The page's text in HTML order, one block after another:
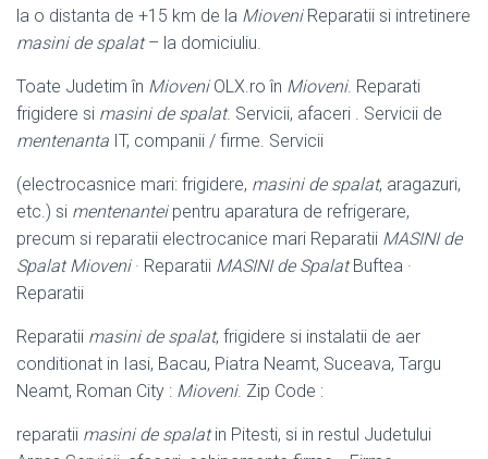
la o distanta de +15 km de la MioveniReparatii si intretinere
masini de spalat– la domiciuliu.
Toate Judetim în MioveniOLX.ro în Mioveni. Reparati
frigidere si masini de spalat. Servicii, afaceri . Servicii de
mentenanta IT, companii / firme. Servicii
(electrocasnice mari: frigidere, masini de spalat, aragazuri,
etc.) si mentenanteipentru aparatura de refrigerare,
precum si reparatii electrocanice mari Reparatii MASINI de
Spalat Mioveni· Reparatii MASINI de SpalatBuftea ·
Reparatii
Reparatii masini de spalat, frigidere si instalatii de aer
conditionat in Iasi, Bacau, Piatra Neamt, Suceava, Targu
Neamt, Roman City : Mioveni. Zip Code :
reparatii masini de spalatin Pitesti, si in restul Judetului